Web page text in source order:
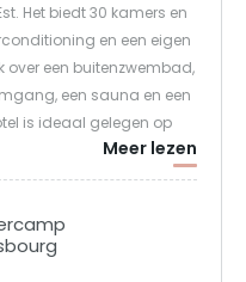
Het biedt 30 kamers en
en een eigen
over een buitenzwembad,
een sauna en een
is ideaal gelegen op
Tuinen en op minder
Parlement.
Meer lezen